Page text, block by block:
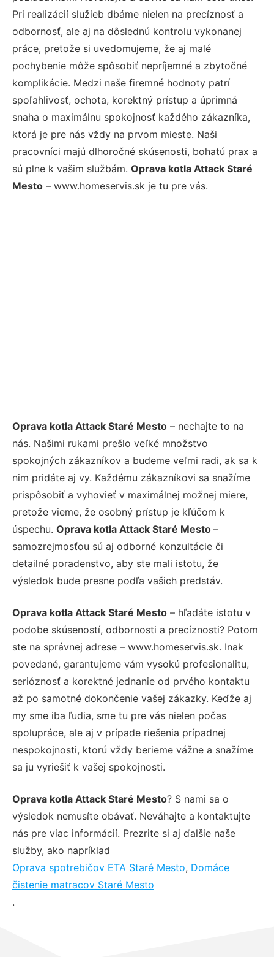
Pri realizácií služieb dbáme nielen na precíznosť a
odbornosť, ale aj na dôslednú kontrolu vykonanej
práce, pretože si uvedomujeme, že aj malé
pochybenie môže spôsobiť nepríjemné a zbytočné
komplikácie. Medzi naše firemné hodnoty patrí
spoľahlivosť, ochota, korektný prístup a úprimná
snaha o maximálnu spokojnosť každého zákazníka,
ktorá je pre nás vždy na prvom mieste. Naši
pracovníci majú dlhoročné skúsenosti, bohatú prax a
sú plne k vašim službám. Oprava kotla Attack Staré
Mesto – www.homeservis.sk je tu pre vás.
Oprava kotla Attack Staré Mesto – nechajte to na
nás. Našimi rukami prešlo veľké množstvo
spokojných zákazníkov a budeme veľmi radi, ak sa k
nim pridáte aj vy. Každému zákazníkovi sa snažíme
prispôsobiť a vyhovieť v maximálnej možnej miere,
pretože vieme, že osobný prístup je kľúčom k
úspechu. Oprava kotla Attack Staré Mesto –
samozrejmosťou sú aj odborné konzultácie či
detailné poradenstvo, aby ste mali istotu, že
výsledok bude presne podľa vašich predstáv.
Oprava kotla Attack Staré Mesto – hľadáte istotu v
podobe skúseností, odbornosti a precíznosti? Potom
ste na správnej adrese – www.homeservis.sk. Inak
povedané, garantujeme vám vysokú profesionalitu,
serióznosť a korektné jednanie od prvého kontaktu
až po samotné dokončenie vašej zákazky. Keďže aj
my sme iba ľudia, sme tu pre vás nielen počas
spolupráce, ale aj v prípade riešenia prípadnej
nespokojnosti, ktorú vždy berieme vážne a snažíme
sa ju vyriešiť k vašej spokojnosti.
Oprava kotla Attack Staré Mesto? S nami sa o
výsledok nemusíte obávať. Neváhajte a kontaktujte
nás pre viac informácií. Prezrite si aj ďalšie naše
služby, ako napríklad
Oprava spotrebičov ETA Staré Mesto, Domáce
čistenie matracov Staré Mesto
.